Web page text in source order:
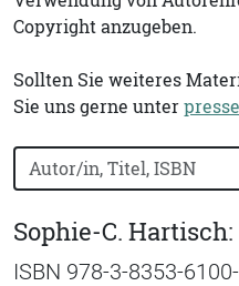
Copyright anzugeben.
Sollten Sie weiteres
Sie uns gerne unter
Bücher nach Buchtitel,
Sophie-C.
ISBN 978-3-8353-